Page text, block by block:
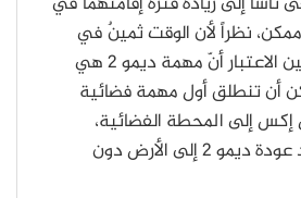
نظراً لأن الوقت ثمينٌ في
المحطة، مع الأخذ بعين الاعتبار أنّ مهمة ديمو 2 هي
أن تنطلق أول مهمة فضائية
إلى المحطة الفضائية،
المُسمى كرو 1، إلا بعد عودة ديمو 2 إلى الأرض دون